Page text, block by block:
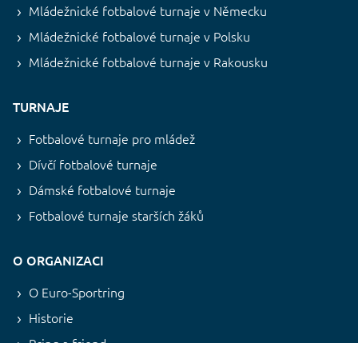
Mládežnické fotbalové turnaje v Německu
Mládežnické fotbalové turnaje v Polsku
Mládežnické fotbalové turnaje v Rakousku
TURNAJE
Fotbalové turnaje pro mládež
Dívčí fotbalové turnaje
Dámské fotbalové turnaje
Fotbalové turnaje starších žáků
O ORGANIZACI
O Euro-Sportring
Historie